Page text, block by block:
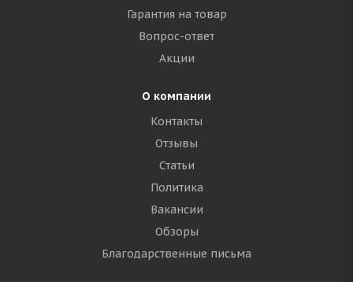
Гарантия на товар
Вопрос-ответ
Акции
О компании
Контакты
Отзывы
Статьи
Политика
Вакансии
Обзоры
Благодарственные письма